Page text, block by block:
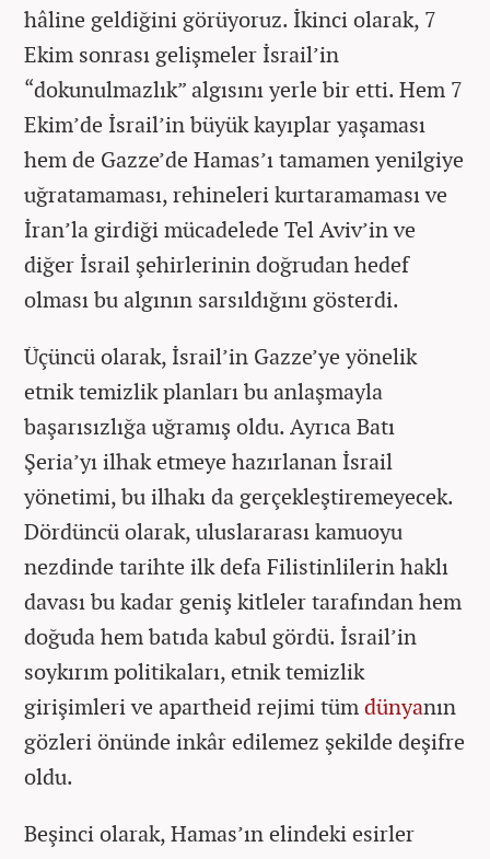
hâline geldiğini görüyoruz. İkinci olarak, 7
Ekim sonrası gelişmeler İsrail’in
“dokunulmazlık” algısını yerle bir etti. Hem 7
Ekim’de İsrail’in büyük kayıplar yaşaması
hem de Gazze’de Hamas’ı tamamen yenilgiye
uğratamaması, rehineleri kurtaramaması ve
İran’la girdiği mücadelede Tel Aviv’in ve
diğer İsrail şehirlerinin doğrudan hedef
olması bu algının sarsıldığını gösterdi.
Üçüncü olarak, İsrail’in Gazze’ye yönelik
etnik temizlik planları bu anlaşmayla
başarısızlığa uğramış oldu. Ayrıca Batı
Şeria’yı ilhak etmeye hazırlanan İsrail
yönetimi, bu ilhakı da gerçekleştiremeyecek.
Dördüncü olarak, uluslararası kamuoyu
nezdinde tarihte ilk defa Filistinlilerin haklı
davası bu kadar geniş kitleler tarafından hem
doğuda hem batıda kabul gördü. İsrail’in
soykırım politikaları, etnik temizlik
girişimleri ve apartheid rejimi tümdünyanın
gözleri önünde inkâr edilemez şekilde deşifre
oldu.
Beşinci olarak, Hamas’ın elindeki esirler